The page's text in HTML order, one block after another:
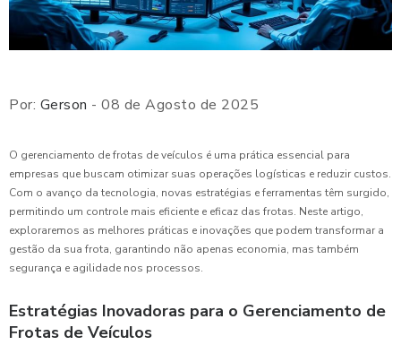
Por: Gerson - 08 de Agosto de 2025
O gerenciamento de frotas de veículos é uma prática essencial para
empresas que buscam otimizar suas operações logísticas e reduzir custos.
Com o avanço da tecnologia, novas estratégias e ferramentas têm surgido,
permitindo um controle mais eficiente e eficaz das frotas. Neste artigo,
exploraremos as melhores práticas e inovações que podem transformar a
gestão da sua frota, garantindo não apenas economia, mas também
segurança e agilidade nos processos.
Estratégias Inovadoras para o Gerenciamento de
Frotas de Veículos